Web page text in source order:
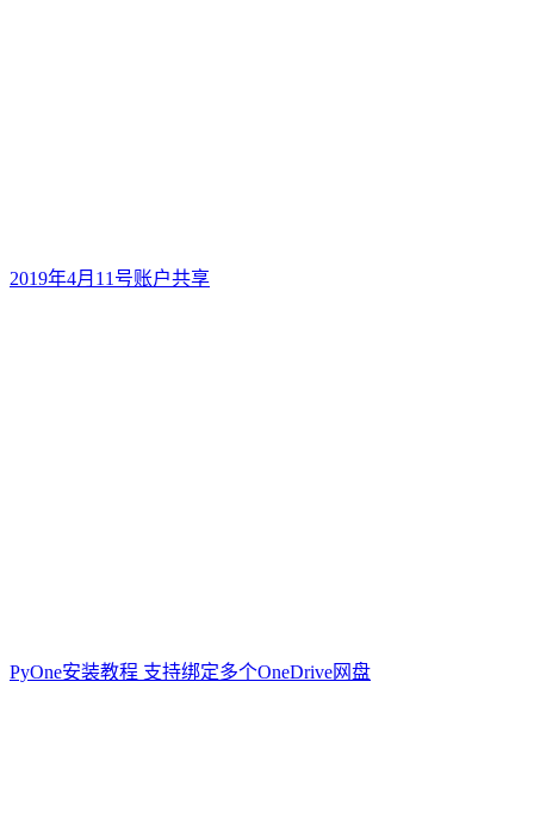
2019年4月11号账户共享
PyOne安装教程 支持绑定多个OneDrive网盘